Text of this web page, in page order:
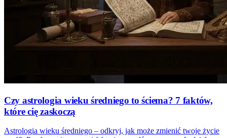
Czy astrologia wieku średniego to ściema? 7 faktów,
które cię zaskoczą
Astrologia wieku średniego – odkryj, jak może zmienić twoje życie